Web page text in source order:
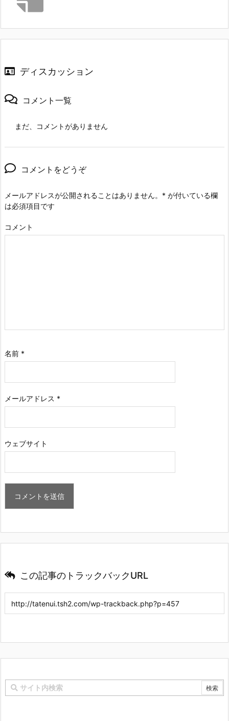
ディスカッション
コメント一覧
まだ、コメントがありません
コメントをどうぞ
メールアドレスが公開されることはありません。 * が付いている欄
は必須項目です
コメント
名前 *
メールアドレス *
ウェブサイト
この記事のトラックバックURL